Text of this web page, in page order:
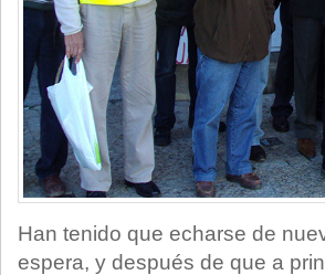
Han tenido que echarse de
espera, y después de que a